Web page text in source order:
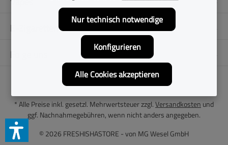
E-Zigaretten
Folge uns
© 2026 FRESHISHASTORE - von MG Wesel GmbH
* Alle Preise inkl. gesetzl. Mehrwertsteuer zzgl.Versandkosten und
ggf. Nachnahmegebühren, wenn nicht anders angegeben.
Nur technisch notwendige
Konfigurieren
Alle Cookies akzeptieren